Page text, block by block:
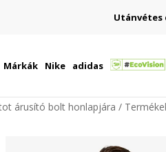
Utánvétes
Márkák Nike adidas
árusító bolt honlapjára